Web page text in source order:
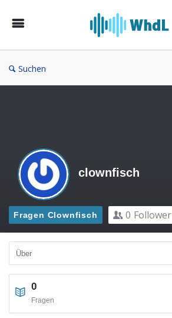
von
Suchen
clownfisch
Fragen Clownfisch 0 Follower
0
Fragen